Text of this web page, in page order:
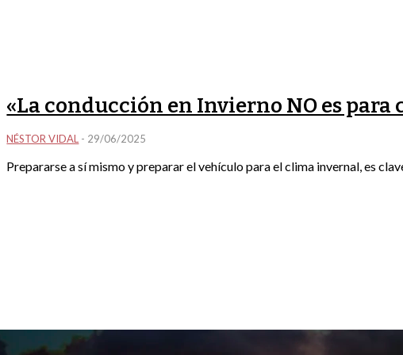
«La conducción en Invierno NO es para
NÉSTOR VIDAL - 29/06/2025
Prepararse a sí mismo y preparar el vehículo para el clima invernal, es